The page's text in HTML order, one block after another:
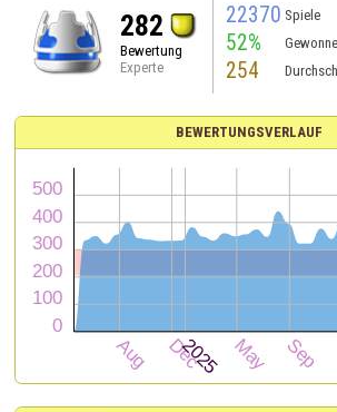
282
Bewertung
Experte
22370 Spiele
52%
254
BEWERTUNGSVERLAUF